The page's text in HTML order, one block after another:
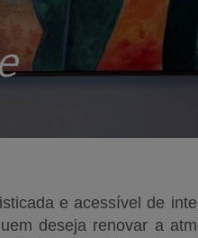
e acessível de
deseja renovar a